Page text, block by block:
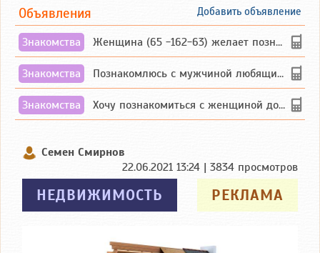
Добавить объявление
Объявления
Знакомства Женщина (65 -162-63) желает познакомиться с одиноким, добродушным, без вредных ...
Знакомства Познакомлюсь с мужчиной любящим танцевать и петь на родном чувашском языке
Знакомства Хочу познакомиться с женщиной до 55 лет чувашской или русской национальности дл...
Семен Смирнов
22.06.2021 13:24 | 3834 просмотров
РЕКЛАМА
НЕДВИЖИМОСТЬ